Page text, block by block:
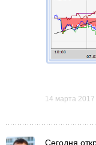
14 марта 2017
Сегодня